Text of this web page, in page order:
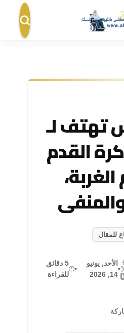
تهتف لـ
القدم
للمقال
•
الأحد, يونيو
14, 2026
•
5 دقائق
للقراءة